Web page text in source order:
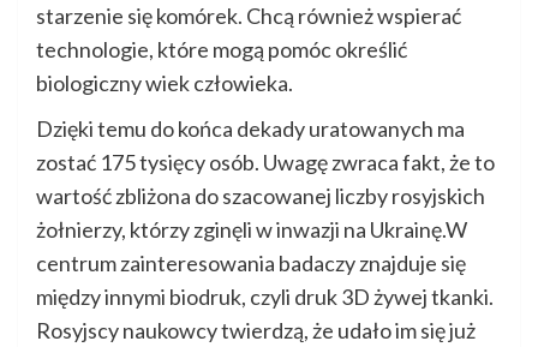
starzenie się komórek. Chcą również wspierać
technologie, które mogą pomóc określić
biologiczny wiek człowieka.
Dzięki temu do końca dekady uratowanych ma
zostać 175 tysięcy osób. Uwagę zwraca fakt, że to
wartość zbliżona do szacowanej liczby rosyjskich
żołnierzy, którzy zginęli w inwazji na Ukrainę.W
centrum zainteresowania badaczy znajduje się
między innymi biodruk, czyli druk 3D żywej tkanki.
Rosyjscy naukowcy twierdzą, że udało im się już